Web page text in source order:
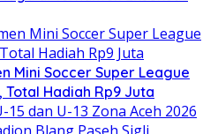
Mini Soccer Super League
Hadiah Rp9 Juta